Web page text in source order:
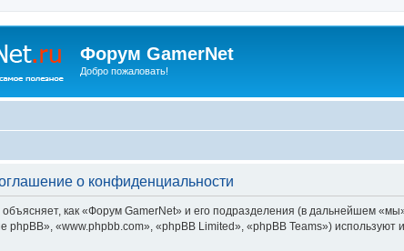
Форум GamerNet
Добро пожаловать!
о конфиденциальности
как «Форум GamerNet» и его подразделения (в дальнейшем
phpBB», «www.phpbb.com», «phpBB Limited», «phpBB Teams»)